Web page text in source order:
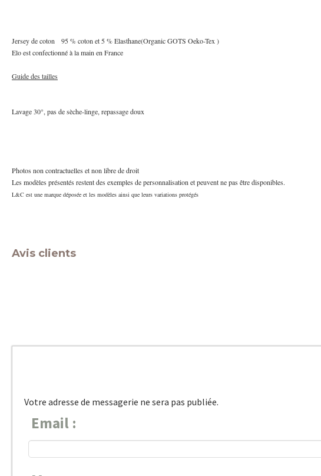
Jersey de coton 95 % coton et 5 % Elasthane(Organic GOTS Oeko-Tex )
Elo est confectionné à la main en France
Guide des tailles
Lavage 30°, pas de sèche-linge, repassage doux
Photos non contractuelles et non libre de droit
Les modèles présentés restent des exemples de personnalisation et peuvent ne pas être disponibles.
L&C est une marque déposée et les modèles ainsi que leurs variations protégés
Avis clients
Votre adresse de messagerie ne sera pas publiée.
Email :